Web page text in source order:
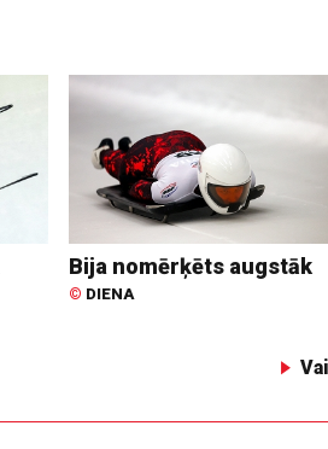
Bija nomērķēts augstāk
© DIENA